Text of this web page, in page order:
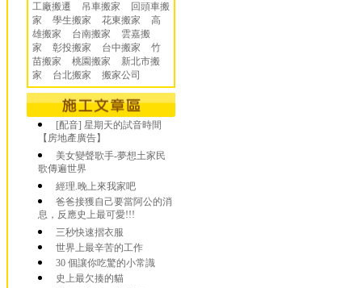
工廠搬遷 吊車搬家
回頭車搬
家
學生搬家 花東搬家
高
雄搬家
台南搬家
雲嘉搬
家
彰投搬家 台中搬家
竹
苗搬家
桃園搬家
新北市搬
家
台北搬家 搬家公司
[配音] 星期天的試音時間
【房地產廣告】
美女變聲歌手-夢想土家民
歌傳遍世界
經理.晚上來我家吧
爸爸接獲自己要當阿公的消
息，反應史上最可愛!!!
三秒快速摺衣服
世界上最辛苦的工作
30 個讓你吃驚的小常識
史上最欠揍的貓